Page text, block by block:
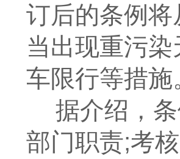
订后的条例
当出现重污
车限行等措施
据介绍，
部门职责;考